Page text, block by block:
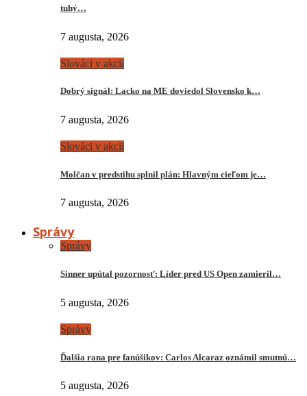
tuhý…
7 augusta, 2026
Slováci v akcii
Dobrý signál: Lacko na ME doviedol Slovensko k…
7 augusta, 2026
Slováci v akcii
Molčan v predstihu splnil plán: Hlavným cieľom je…
7 augusta, 2026
Správy
Správy
Sinner upútal pozornosť: Líder pred US Open zamieril…
5 augusta, 2026
Správy
Ďalšia rana pre fanúšikov: Carlos Alcaraz oznámil smutnú…
5 augusta, 2026